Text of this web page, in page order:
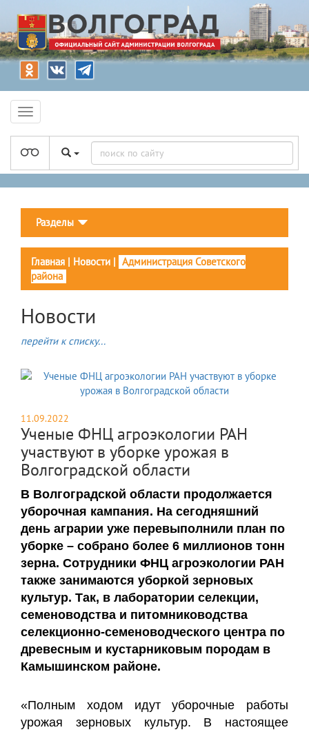
Разделы
Главная | Новости | Администрация Советского
района
Новости
перейти к списку...
11.09.2022
Ученые ФНЦ агроэкологии РАН
участвуют в уборке урожая в
Волгоградской области
В Волгоградской области продолжается
уборочная кампания. На сегодняшний
день аграрии уже перевыполнили план по
уборке – собрано более 6 миллионов тонн
зерна. Сотрудники ФНЦ агроэкологии РАН
также занимаются уборкой зерновых
культур. Так, в лаборатории селекции,
семеноводства и питомниководства
селекционно-семеноводческого центра по
древесным и кустарниковым породам в
Камышинском районе.
«Полным ходом идут уборочные работы
урожая зерновых культур. В настоящее